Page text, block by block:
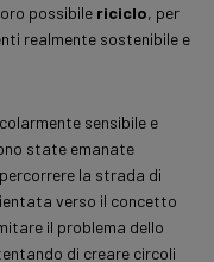
possibile riciclo, per
realmente sostenibile e
sensibile e
state emanate
la strada di
verso il concetto
il problema dello
di creare circoli